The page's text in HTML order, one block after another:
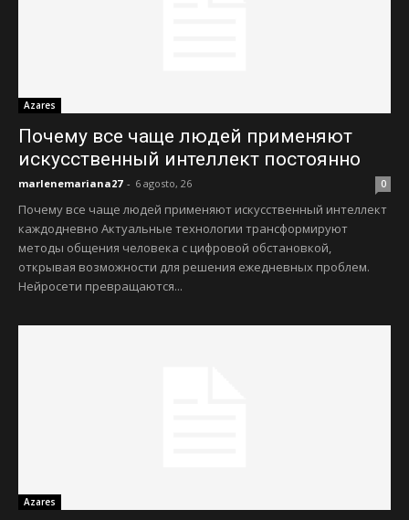
Azares
Почему все чаще людей применяют
искусственный интеллект постоянно
marlenemariana27 - 6 agosto, 26 0
Почему все чаще людей применяют искусственный интеллект
каждодневно Актуальные технологии трансформируют
методы общения человека с цифровой обстановкой,
открывая возможности для решения ежедневных проблем.
Нейросети превращаются...
Azares